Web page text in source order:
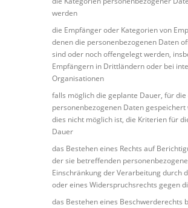
werden
die Empfänger oder Kategorien von
denen die personenbezogenen Daten
sind oder noch offengelegt werden,
Empfängern in Drittländern oder bei
Organisationen
falls möglich die geplante Dauer, für die
personenbezogenen Daten
dies nicht möglich ist, die Kriterien für
Dauer
das Bestehen eines Rechts auf
der sie betreffenden
Einschränkung der Verarbeitung durch
oder eines Widerspruchsrechts gegen
das Bestehen eines Beschwerderechts